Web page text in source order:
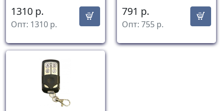
1310 р.
Опт: 1310 р.
791 р.
Опт: 755 р.